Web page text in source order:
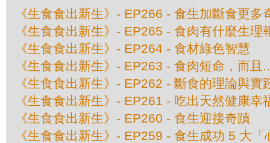
《生食食出新生》- EP266 - 食生加斷食更多
《生食食出新生》- EP265 - 食肉有什麼生理
《生食食出新生》- EP264 - 食材綠色智慧
《生食食出新生》- EP263 - 食肉短命，而且
《生食食出新生》- EP262 - 斷食的理論與實
《生食食出新生》- EP261 - 吃出天然健康幸
《生食食出新生》- EP260 - 食生迎接奇蹟
《生食食出新生》- EP259 - 食生成功 5 大「